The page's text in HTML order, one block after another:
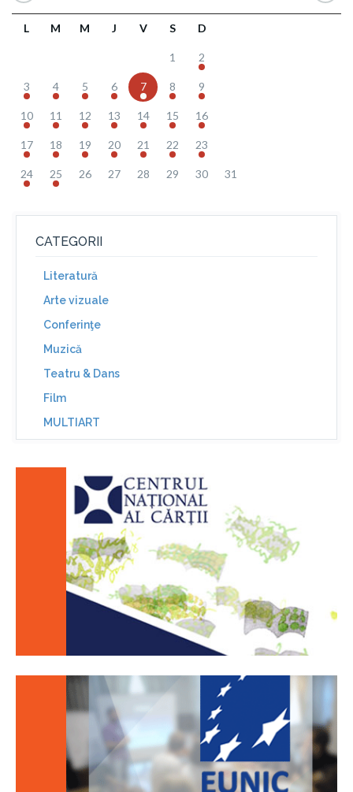
L M M J V S D
1 2
3 4 5 6 7 8 9
10 11 12 13 14 15 16
17 18 19 20 21 22 23
24 25 26 27 28 29 30 31
CATEGORII
Literatură
Arte vizuale
Conferinţe
Muzică
Teatru & Dans
Film
MULTIART